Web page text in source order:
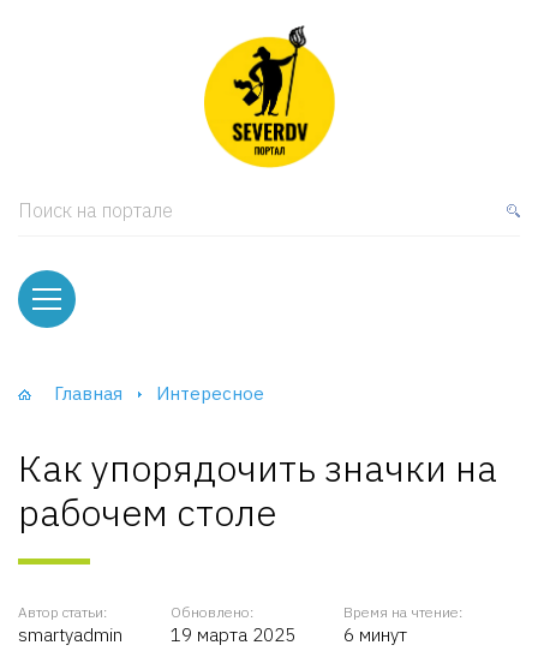
Поиск на портале
Главная Интересное
Как упорядочить значки на
рабочем столе
Автор статьи:
smartyadmin
Обновлено:
19 марта 2025
Время на чтение:
6 минут
и тумбы